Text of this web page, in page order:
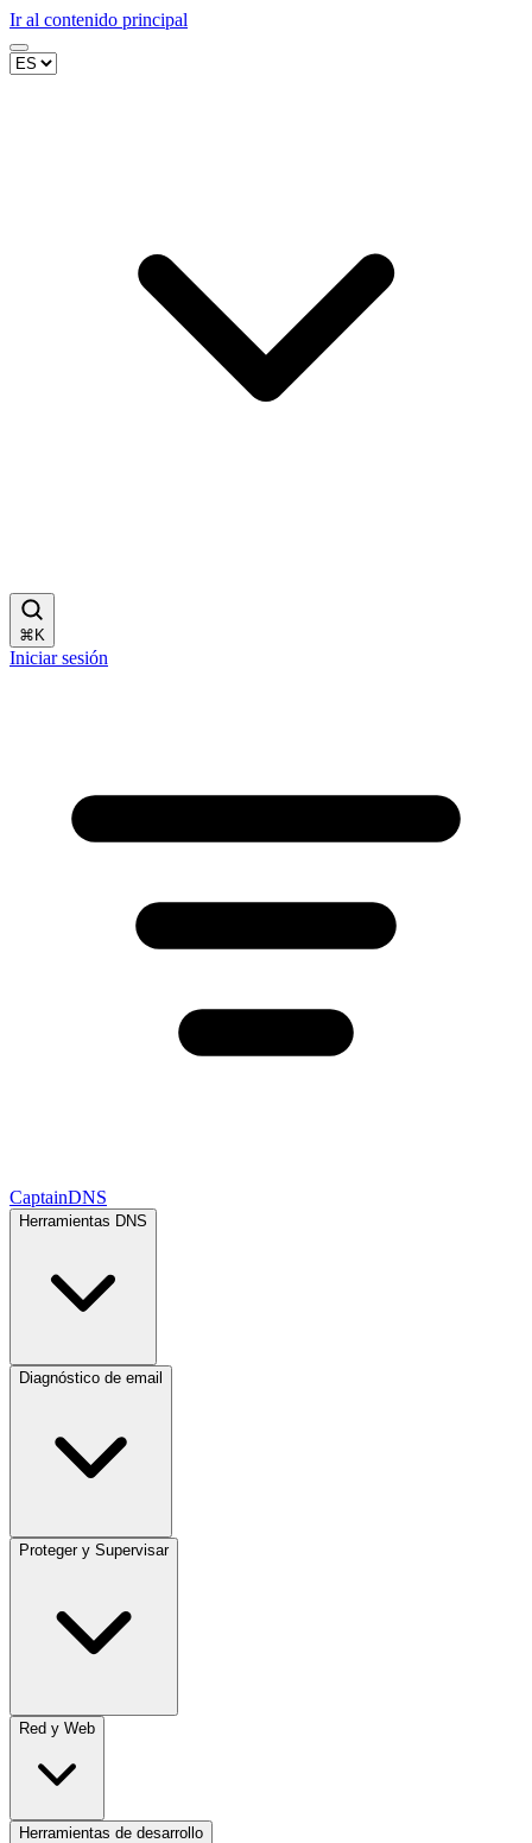
Ir al contenido principal
⌘ K
Iniciar sesión
CaptainDNS
Herramientas DNS
Diagnóstico de email
Proteger y Supervisar
Red y Web
Herramientas de desarrollo